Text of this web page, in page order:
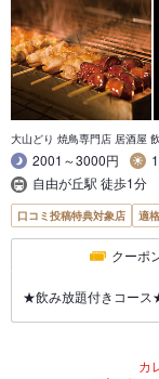
大山どり 焼鳥専門店 居酒屋
2001～3000円
自由が丘駅 徒歩1分
口コミ投稿特典対象店 適
クーポ
★飲み放題付きコース
カ